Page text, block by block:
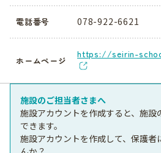
電話番号 078-922-6621
ホームページ
https://seirin-
施設のご担当者さまへ
施設アカウントを作成すると、施
できます。
施設アカウントを作成して、保護者